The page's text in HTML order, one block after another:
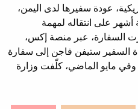
عودة سفيرها لدى اليمن،
على انتقاله لمهمة
السفارة، عبر منصة إكس،
السفير ستيفن فاجن إلى سفارة
وفي مايو الماضي، كلّفت وزارة